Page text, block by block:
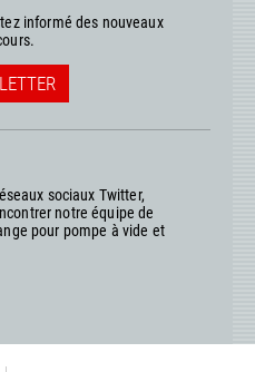
informé des nouveaux
sociaux Twitter,
notre équipe de
pour pompe à vide et